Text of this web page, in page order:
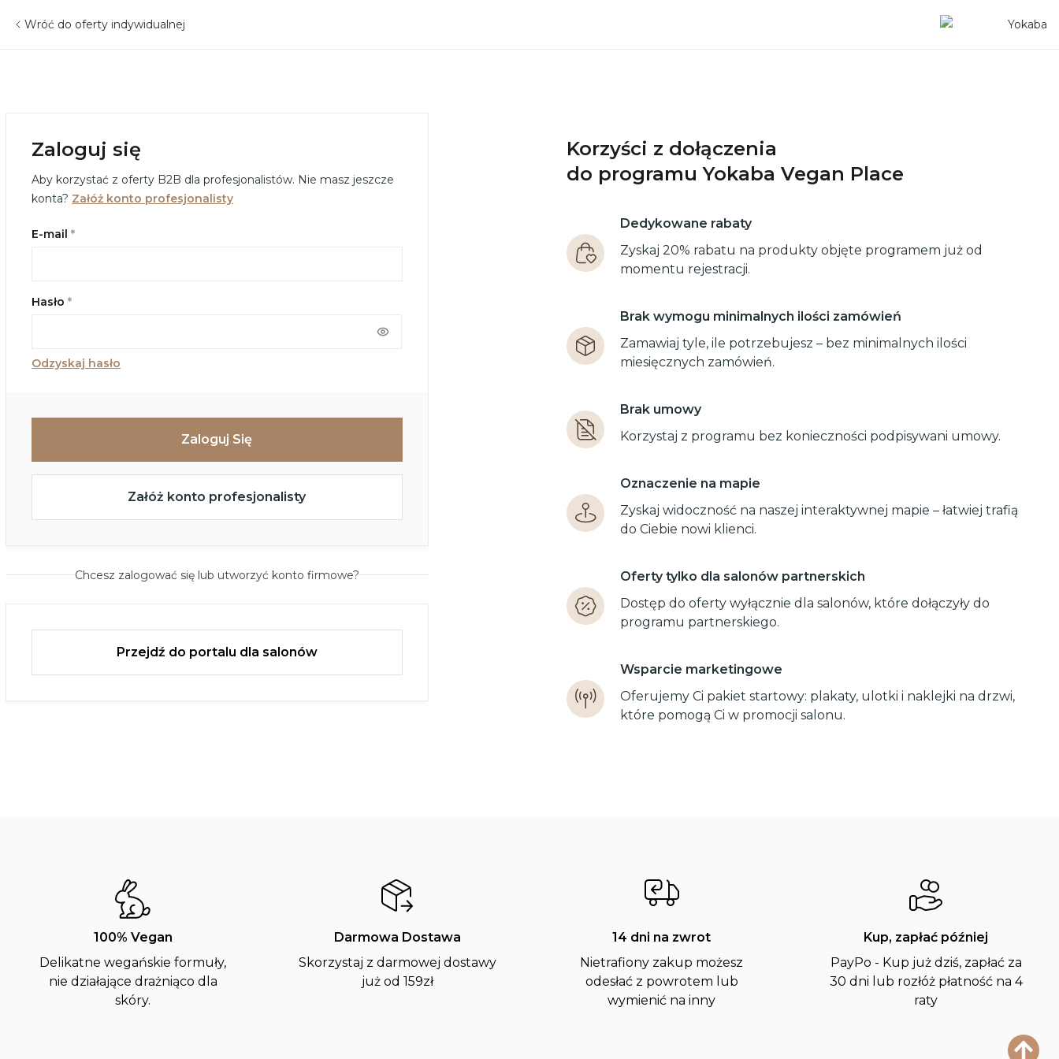
Wróć do oferty indywidualnej
Zaloguj się
Aby korzystać z oferty B2B dla profesjonalistów. Nie masz jeszcze
konta? Załóż konto profesjonalisty
E-mail
Hasło
Odzyskaj hasło
Zaloguj Się
Załóż konto profesjonalisty
Chcesz zalogować się lub utworzyć konto firmowe?
Przejdź do portalu dla salonów
Korzyści z dołączenia
do programu Yokaba Vegan Place
Dedykowane rabaty
Zyskaj 20% rabatu na produkty objęte programem już od
momentu rejestracji.
Brak wymogu minimalnych ilości zamówień
Zamawiaj tyle, ile potrzebujesz – bez minimalnych ilości
miesięcznych zamówień.
Brak umowy
Korzystaj z programu bez konieczności podpisywani umowy.
Oznaczenie na mapie
Zyskaj widoczność na naszej interaktywnej mapie – łatwiej trafią
do Ciebie nowi klienci.
Oferty tylko dla salonów partnerskich
Dostęp do oferty wyłącznie dla salonów, które dołączyły do
programu partnerskiego.
Wsparcie marketingowe
Oferujemy Ci pakiet startowy: plakaty, ulotki i naklejki na drzwi,
które pomogą Ci w promocji salonu.
100% Vegan
Delikatne wegańskie formuły,
nie działające drażniąco dla
skóry.
Darmowa Dostawa
Skorzystaj z darmowej dostawy
już od 159zł
14 dni na zwrot
Nietrafiony zakup możesz
odesłać z powrotem lub
wymienić na inny
Kup, zapłać później
PayPo - Kup już dziś, zapłać za
30 dni lub rozłóż płatność na 4
raty